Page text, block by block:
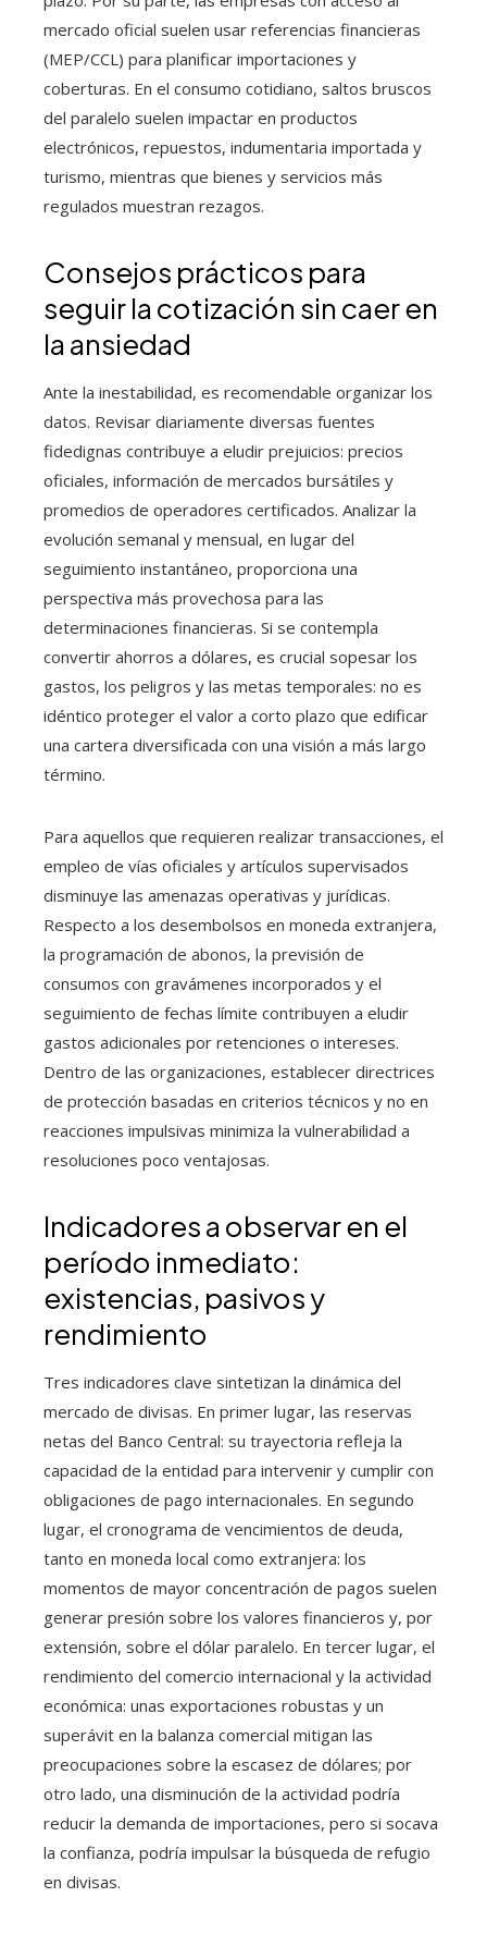
mercado oficial suelen usar referencias financieras
(MEP/CCL) para planificar importaciones y
coberturas. En el consumo cotidiano, saltos bruscos
del paralelo suelen impactar en productos
electrónicos, repuestos, indumentaria importada y
turismo, mientras que bienes y servicios más
regulados muestran rezagos.
Consejos prácticos para
seguir la cotización sin caer en
la ansiedad
Ante la inestabilidad, es recomendable organizar los
datos. Revisar diariamente diversas fuentes
fidedignas contribuye a eludir prejuicios: precios
oficiales, información de mercados bursátiles y
promedios de operadores certificados. Analizar la
evolución semanal y mensual, en lugar del
seguimiento instantáneo, proporciona una
perspectiva más provechosa para las
determinaciones financieras. Si se contempla
convertir ahorros a dólares, es crucial sopesar los
gastos, los peligros y las metas temporales: no es
idéntico proteger el valor a corto plazo que edificar
una cartera diversificada con una visión a más largo
término.
Para aquellos que requieren realizar transacciones, el
empleo de vías oficiales y artículos supervisados
disminuye las amenazas operativas y jurídicas.
Respecto a los desembolsos en moneda extranjera,
la programación de abonos, la previsión de
consumos con gravámenes incorporados y el
seguimiento de fechas límite contribuyen a eludir
gastos adicionales por retenciones o intereses.
Dentro de las organizaciones, establecer directrices
de protección basadas en criterios técnicos y no en
reacciones impulsivas minimiza la vulnerabilidad a
resoluciones poco ventajosas.
Indicadores a observar en el
período inmediato:
existencias, pasivos y
rendimiento
Tres indicadores clave sintetizan la dinámica del
mercado de divisas. En primer lugar, las reservas
netas del Banco Central: su trayectoria refleja la
capacidad de la entidad para intervenir y cumplir con
obligaciones de pago internacionales. En segundo
lugar, el cronograma de vencimientos de deuda,
tanto en moneda local como extranjera: los
momentos de mayor concentración de pagos suelen
generar presión sobre los valores financieros y, por
extensión, sobre el dólar paralelo. En tercer lugar, el
rendimiento del comercio internacional y la actividad
económica: unas exportaciones robustas y un
superávit en la balanza comercial mitigan las
preocupaciones sobre la escasez de dólares; por
otro lado, una disminución de la actividad podría
reducir la demanda de importaciones, pero si socava
la confianza, podría impulsar la búsqueda de refugio
en divisas.